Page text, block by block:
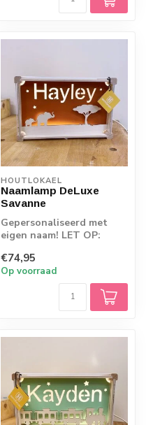
HOUTLOKAEL
Naamlamp DeLuxe
Savanne
Gepersonaliseerd met
eigen naam! LET OP:
rechtstreeks vanaf d...
€74,95
Op voorraad